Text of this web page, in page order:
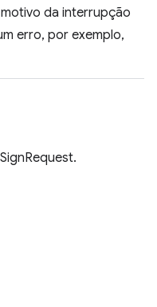
da interrupção
erro, por exemplo,